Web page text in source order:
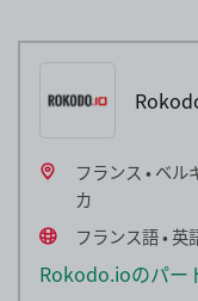
フランス • ベル
カ
フランス語 • 英
Rokodo.ioのパー